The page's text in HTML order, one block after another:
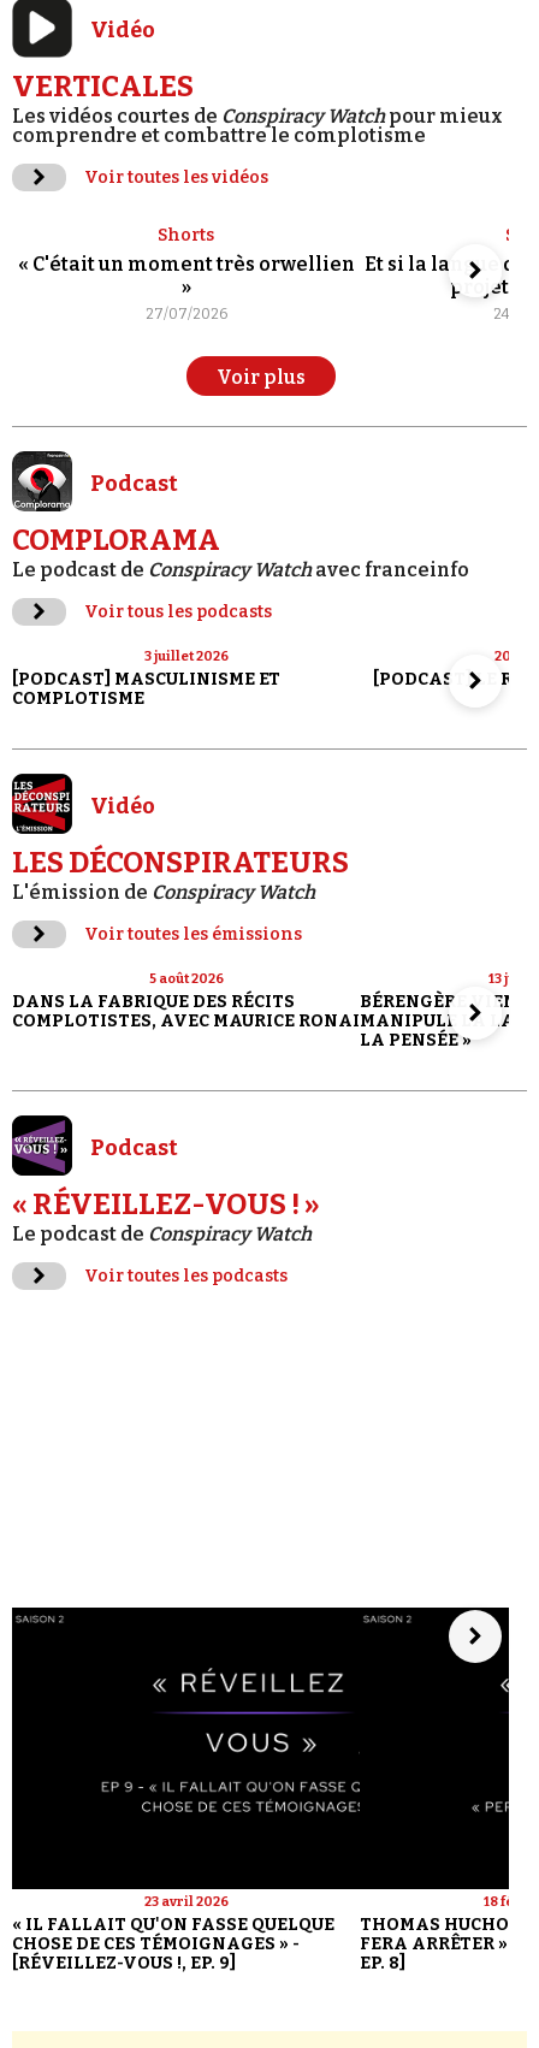
Vidéo
VERTICALES
Les vidéos courtes de Conspiracy Watchpour mieux
comprendre et combattre le complotisme
Voir toutes les vidéos
Shorts
« C'était un moment très orwellien
»
27/07/2026
Et si la langue de
projet
24/
Voir plus
Podcast
COMPLORAMA
Le podcast de Conspiracy Watchavec franceinfo
Voir tous les podcasts
3 juillet 2026
[PODCAST] MASCULINISME ET
COMPLOTISME
20
[PODCAST] LE
Vidéo
LES DÉCONSPIRATEURS
L'émission de Conspiracy Watch
Voir toutes les émissions
5 août 2026
DANS LA FABRIQUE DES RÉCITS
COMPLOTISTES, AVEC MAURICE RONAI
13
BÉRENGÈRE
MANIPULE LA
LA PENSÉE »
Podcast
« RÉVEILLEZ-VOUS ! »
Le podcast de Conspiracy Watch
Voir toutes les podcasts
23 avril 2026
« IL FALLAIT QU'ON FASSE QUELQUE
CHOSE DE CES TÉMOIGNAGES » -
[RÉVEILLEZ-VOUS !, EP. 9]
18
THOMAS HUCHON :
FERA ARRÊTER » -
EP. 8]